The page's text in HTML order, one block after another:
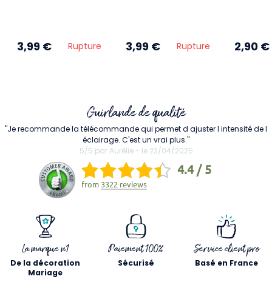
3,99 € Rupture 3,99 € Rupture 2,90 €
La marque n1
De la décoration
Mariage
Paiement 100%
Sécurisé
Service client pro
Basé en France
Guirlande de qualité
"Je recommande la télécommande qui permet d ajuster l intensité de l
éclairage. C'est un vrai plus."
5/5 par Aurélie - le 23/04/2025
4.4 / 5
from 3322 reviews